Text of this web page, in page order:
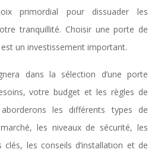
primordial pour dissuader les
tranquillité. Choisir une porte de
un investissement important.
dans la sélection d’une porte
votre budget et les règles de
les différents types de
les niveaux de sécurité, les
les conseils d’installation et de